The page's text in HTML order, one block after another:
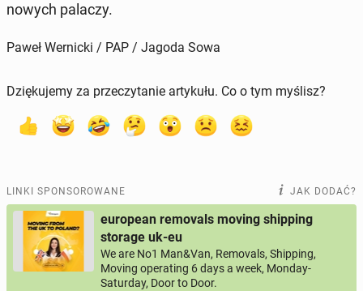
nowych palaczy.
Paweł Wernicki / PAP / Jagoda Sowa
Dziękujemy za przeczytanie artykułu. Co o tym myślisz?
LINKI SPONSOROWANE JAK DODAĆ?
european removals moving shipping
storage uk-eu
We are No1 Man&Van, Removals, Shipping,
Moving operating 6 days a week, Monday-
Saturday, Door to Door.